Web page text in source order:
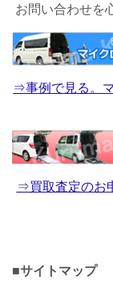
お問い合わせを
⇒事例で見る。
⇒買取査定のお
■サイトマップ